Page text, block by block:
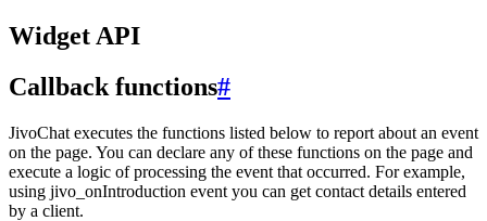
Widget API
Callback functions#
JivoChat executes the functions listed below to report about an event
on the page. You can declare any of these functions on the page and
execute a logic of processing the event that occurred. For example,
using jivo_onIntroduction event you can get contact details entered
by a client.